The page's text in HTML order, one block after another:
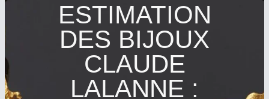
ESTIMATION
DES BIJOUX
CLAUDE
LALANNE :